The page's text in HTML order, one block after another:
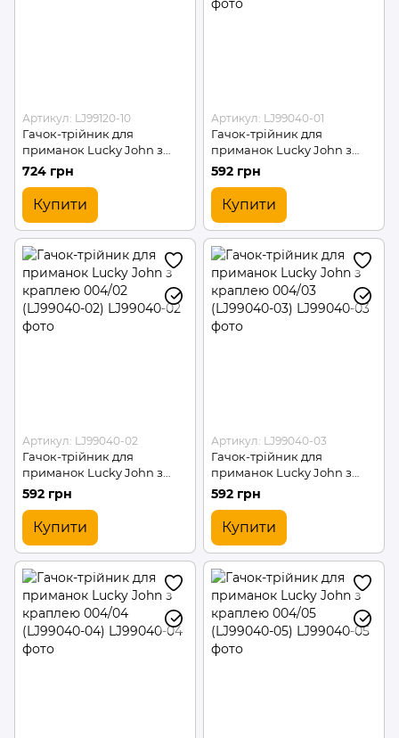
Артикул: LJ99120-10
Гачок-трійник для
приманок Lucky John з
краплею 012/10 (LJ99120-10)
724 грн
Купити
Артикул: LJ99040-01
Гачок-трійник для
приманок Lucky John з
краплею 004/01 (LJ99040-
592 грн
Купити
Артикул: LJ99040-02
Гачок-трійник для
приманок Lucky John з
краплею 004/02 (LJ99040-
592 грн
Купити
Артикул: LJ99040-03
Гачок-трійник для
приманок Lucky John з
краплею 004/03 (LJ99040-
592 грн
Купити